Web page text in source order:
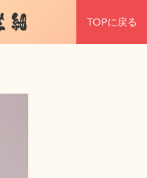
細 TOPに戻る